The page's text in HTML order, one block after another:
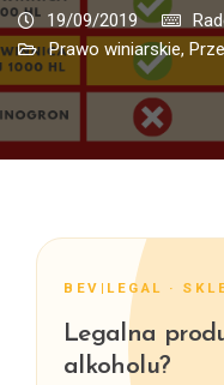
19/09/2019
Prawo winiarskie,
BEV|LEGAL ·
Legalna
alkoholu?